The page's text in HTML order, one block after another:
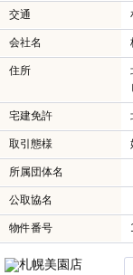
交通
会社名
住所
宅建免許
取引態様
所属団体名
公取協名
物件番号